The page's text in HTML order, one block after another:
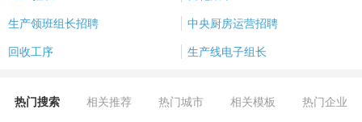
生产领班组长招聘
中央厨房运营招聘
回收工序
生产线电子组长
热门搜索 相关推荐 热门城市 相关模板 热门企业